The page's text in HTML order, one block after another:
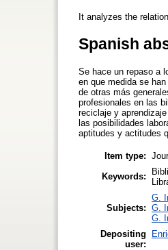
It analyzes the
Spanish
Se hace un repaso a
en que medida se
de otras más
profesionales en las
reciclaje y
las posibilidades
aptitudes y actitudes
Item type:
Keywords:
Subjects:
G.
G.
G.
Depositing
user: